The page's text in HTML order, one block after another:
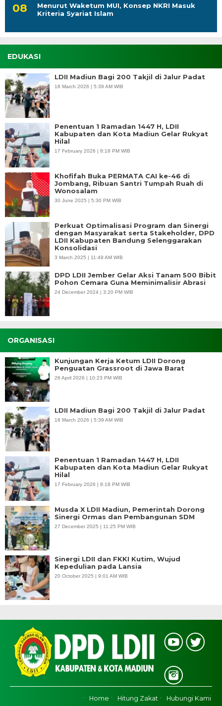
Menurut Waketum MUI, Konsep NKRI Masuk
Kriteria Syariat Islam
EDUKASI
LDII Madiun Bagi 200 Takjil di Jalur Padat
18 March 2026 | 5:39 AM WIB
Penentuan 1 Ramadan 1447 H, LDII
Kabupaten dan Kota Madiun Gelar Rukyat
Hilal
17 February 2026 | 8:18 PM WIB
Khofifah Buka PERMATA CAI ke-46 di
Jombang, Ribuan Santri Tumpah Ruah di
Wonosalam
30 June 2025 | 5:30 PM WIB
Perkuat Optimalisasi Program dan Sinergi
dengan Masyarakat serta Stakeholder, DPD
LDII Kabupaten Bandung Selenggarakan
Konsolidasi
3 March 2025 | 11:49 AM WIB
DPD LDII Jember Gelar Aksi Tanam 500 Bibit
Pohon Cemara Guna Meminimalisir Abrasi
24 December 2024 | 3:20 PM WIB
ORGANISASI
Kunjungan Kerja Ketum LDII Dorong
Penguatan Grassroot di Jawa Barat
26 April 2026 | 10:23 PM WIB
LDII Madiun Bagi 200 Takjil di Jalur Padat
18 March 2026 | 5:39 AM WIB
Penentuan 1 Ramadan 1447 H, LDII
Kabupaten dan Kota Madiun Gelar Rukyat
Hilal
17 February 2026 | 8:18 PM WIB
Musda X LDII Madiun, Pemerintah Dorong
Sinergi Ormas dan Pembangunan SDM
27 December 2025 | 11:25 PM WIB
Sinergi LDII dan FKKI Kutim, Wujud
Kepedulian pada Lansia
20 October 2025 | 9:01 AM WIB
Home Hitung Zakat Hubungi Kami